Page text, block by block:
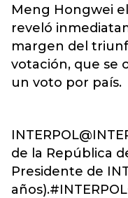
Meng Hongwei
reveló
margen del
votación, que se
un voto por país.
de la República
Presidente de